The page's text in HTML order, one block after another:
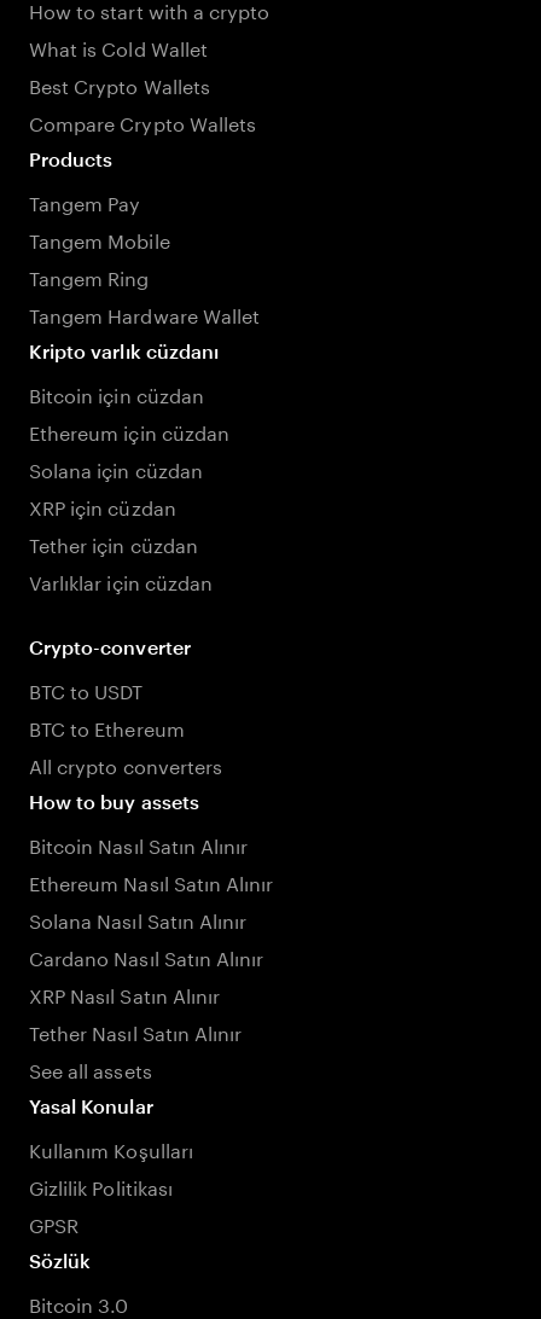
How to start with a crypto
What is Cold Wallet
Best Crypto Wallets
Compare Crypto Wallets
Products
Tangem Pay
Tangem Mobile
Tangem Ring
Tangem Hardware Wallet
Kripto varlık cüzdanı
Bitcoin için cüzdan
Ethereum için cüzdan
Solana için cüzdan
XRP için cüzdan
Tether için cüzdan
Varlıklar için cüzdan
Crypto-converter
BTC to USDT
BTC to Ethereum
All crypto converters
How to buy assets
Bitcoin Nasıl Satın Alınır
Ethereum Nasıl Satın Alınır
Solana Nasıl Satın Alınır
Cardano Nasıl Satın Alınır
XRP Nasıl Satın Alınır
Tether Nasıl Satın Alınır
See all assets
Yasal Konular
Kullanım Koşulları
Gizlilik Politikası
GPSR
Sözlük
Bitcoin 3.0